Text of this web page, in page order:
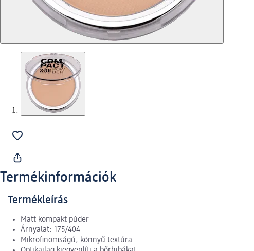
Termékinformációk
Termékleírás
Matt kompakt púder
Árnyalat: 175/404
Mikrofinomságú, könnyű textúra